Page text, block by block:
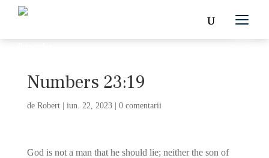
Numbers 23:19
de Robert| iun. 22, 2023| 0 comentarii
God is not a man that he should lie; neither the son of